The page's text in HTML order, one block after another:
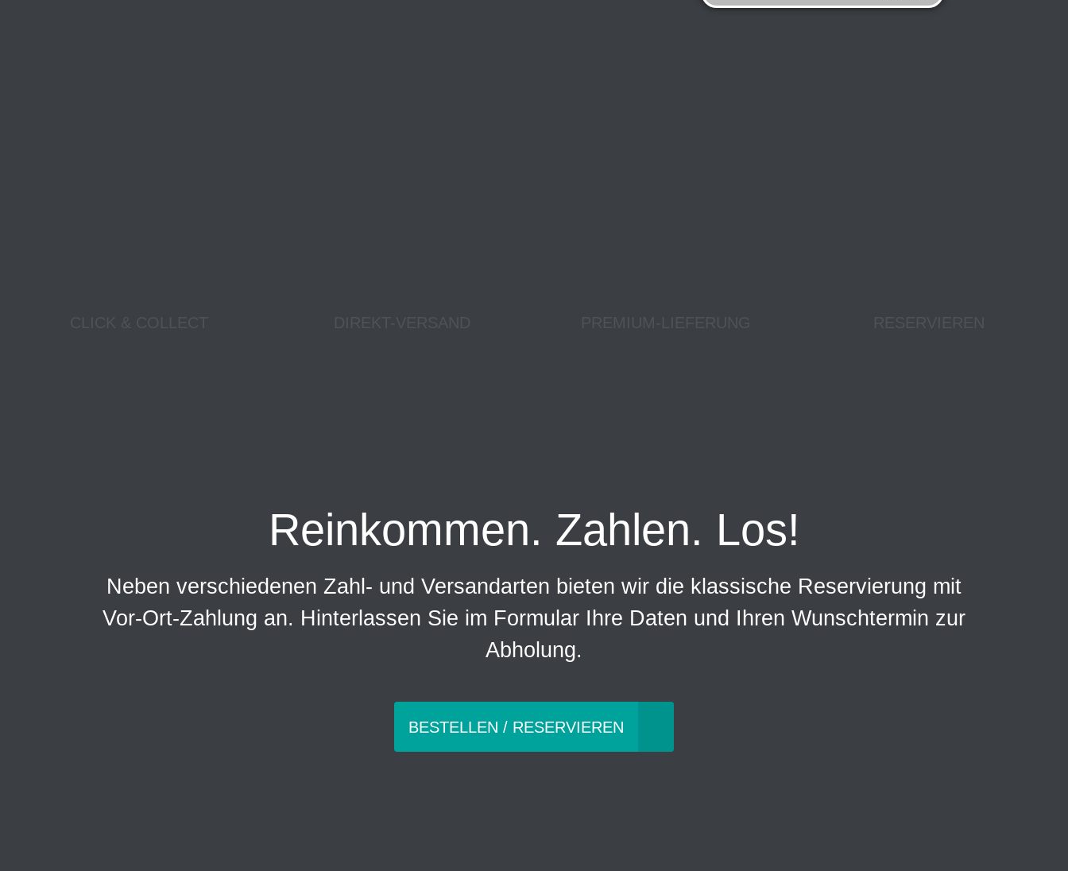
Reinkommen. Zahlen. Los!
Neben verschiedenen Zahl- und Versandarten bieten wir die klassische Reservierung mit
Vor-Ort-Zahlung an. Hinterlassen Sie im Formular Ihre Daten und Ihren Wunschtermin zur
Abholung.
BESTELLEN / RESERVIEREN